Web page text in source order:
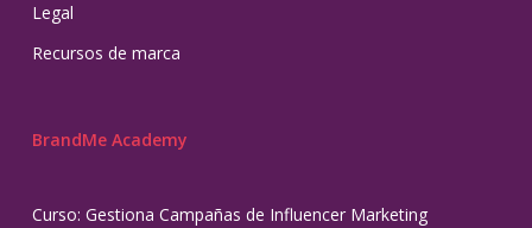
Legal
Recursos de marca
BrandMe Academy
Curso: Gestiona Campañas de Influencer Marketing